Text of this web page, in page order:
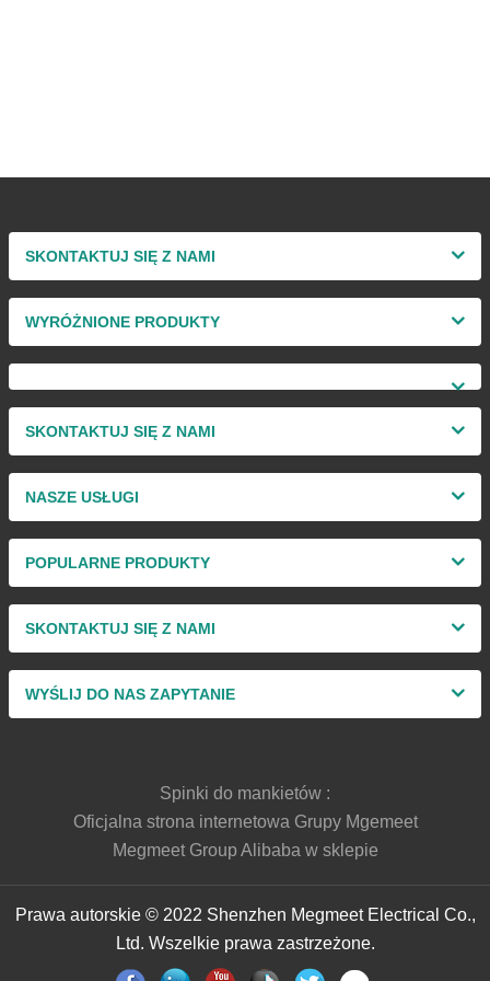
SKONTAKTUJ SIĘ Z NAMI
WYRÓŻNIONE PRODUKTY
SKONTAKTUJ SIĘ Z NAMI
NASZE USŁUGI
POPULARNE PRODUKTY
SKONTAKTUJ SIĘ Z NAMI
WYŚLIJ DO NAS ZAPYTANIE
Spinki do mankietów :
Oficjalna strona internetowa Grupy Mgemeet
Megmeet Group Alibaba w sklepie
Prawa autorskie © 2022 Shenzhen Megmeet Electrical Co.,
Ltd. Wszelkie prawa zastrzeżone.